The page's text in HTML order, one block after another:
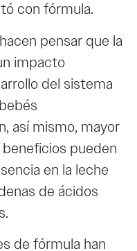
con fórmula.
pensar que la
impacto
del sistema
así mismo, mayor
pueden
en la leche
de ácidos
de fórmula han